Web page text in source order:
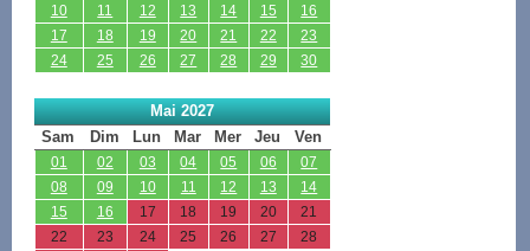
10
11 12 13 14 15
16
17
18 19 20 21 22
23
24
25 26 27 28 29 30
Mai 2027
Sam
Dim Lun Mar Mer Jeu Ven
01 02 03 04 05 06
07
08
09 10 11 12 13
14
15
16 17 18 19 20
21
22
23 24 25 26 27
28